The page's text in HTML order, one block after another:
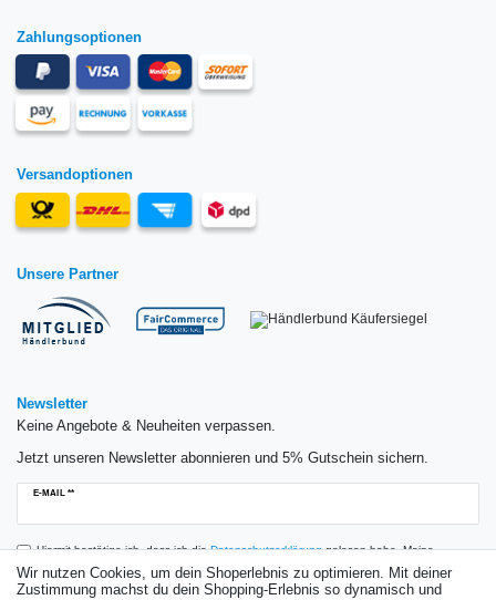
Zahlungsoptionen
Versandoptionen
Unsere Partner
Newsletter
Keine Angebote & Neuheiten verpassen.
Jetzt unseren Newsletter abonnieren und 5% Gutschein sichern.
E-MAIL **
Newsletter
Hiermit bestätige ich, dass ich dieDaten­schutz­erklärunggelesen habe. Meine
Einwilligung kann ich jederzeit widerrufen.**
Wir nutzen Cookies, um dein Shoperlebnis zu optimieren. Mit deiner
Zustimmung machst du dein Shopping-Erlebnis so dynamisch und